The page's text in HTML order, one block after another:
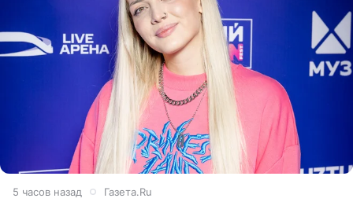
5 часов назад Газета.Ru